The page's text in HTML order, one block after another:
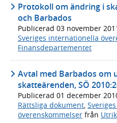
Protokoll om ändring i
och Barbados
Publicerad 03 november
Sveriges internationella
Finansdepartementet
Avtal med Barbados om
skatteärenden, SÖ
Publicerad 01 december
Rättsliga dokument,
överenskommelser från